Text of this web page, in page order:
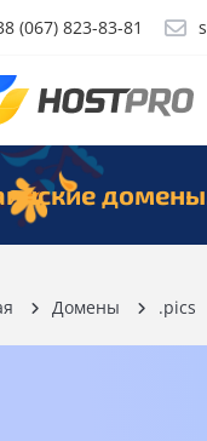
(067) 823-83-81
Домены .pics